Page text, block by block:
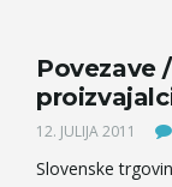
Povezave
12. JULIJA 2011
Slovenske